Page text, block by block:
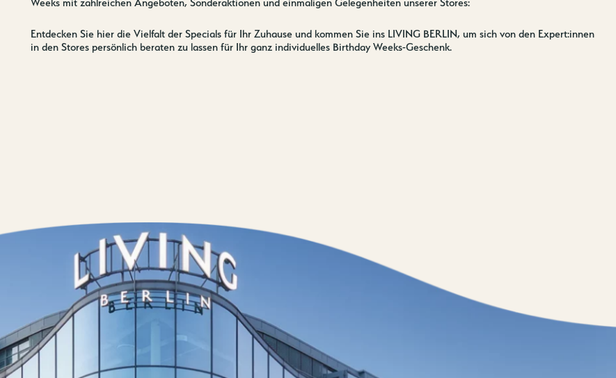
Kontakt
Wedding Planner
Anfahrt & Parken
Vermietung
Weeks mit zahlreichen Angeboten, Sonderaktionen und einmaligen Gelegenheiten unserer Stores:
Entdecken Sie hier die Vielfalt der Specials für Ihr Zuhause und kommen Sie ins LIVING BERLIN, um sich von den Expert:innen
in den Stores persönlich beraten zu lassen für Ihr ganz individuelles Birthday Weeks-Geschenk.